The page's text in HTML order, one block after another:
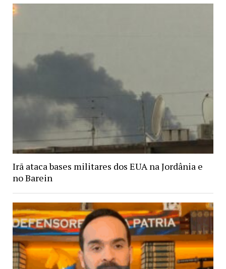
Irã ataca bases militares dos EUA na Jordânia e
no Barein